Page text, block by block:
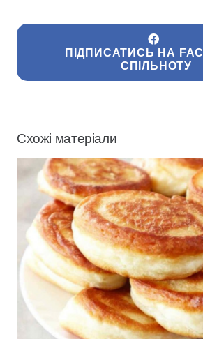
ПІДПИСАТИСЬ НА
СПІЛЬНОТУ
Схожі матеріали